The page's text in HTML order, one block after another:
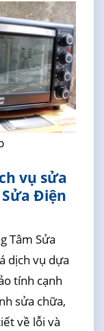
vụ sửa
Điện
Tâm Sửa
dịch vụ dựa
tính cạnh
sửa chữa,
về lỗi và